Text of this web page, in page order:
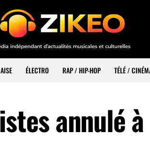
ÉLECTRO RAP / HIP-HOP TÉLÉ /
annulé